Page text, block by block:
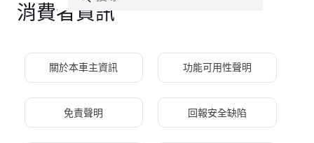
消費者資訊
關於本車主資訊 功能可用性聲明
免責聲明 回報安全缺陷